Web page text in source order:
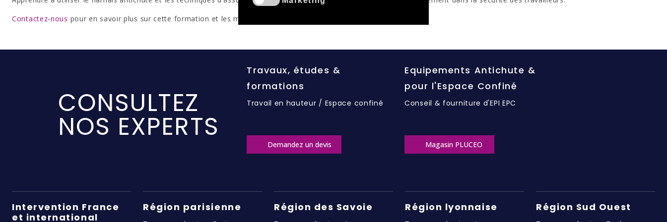
Contactez-nous pour en savoir plus sur cette formation et les mesures de sécurité associées.
CONSULTEZ
NOS EXPERTS
Travaux, études &
formations
Travail en hauteur / Espace confiné
Demandez un devis
Equipements Antichute &
pour l'Espace Confiné
Conseil & fourniture d'EPI EPC
Magasin PLUCEO
Intervention France
et international
Région parisienne Région des Savoie Région lyonnaise Région Sud Ouest